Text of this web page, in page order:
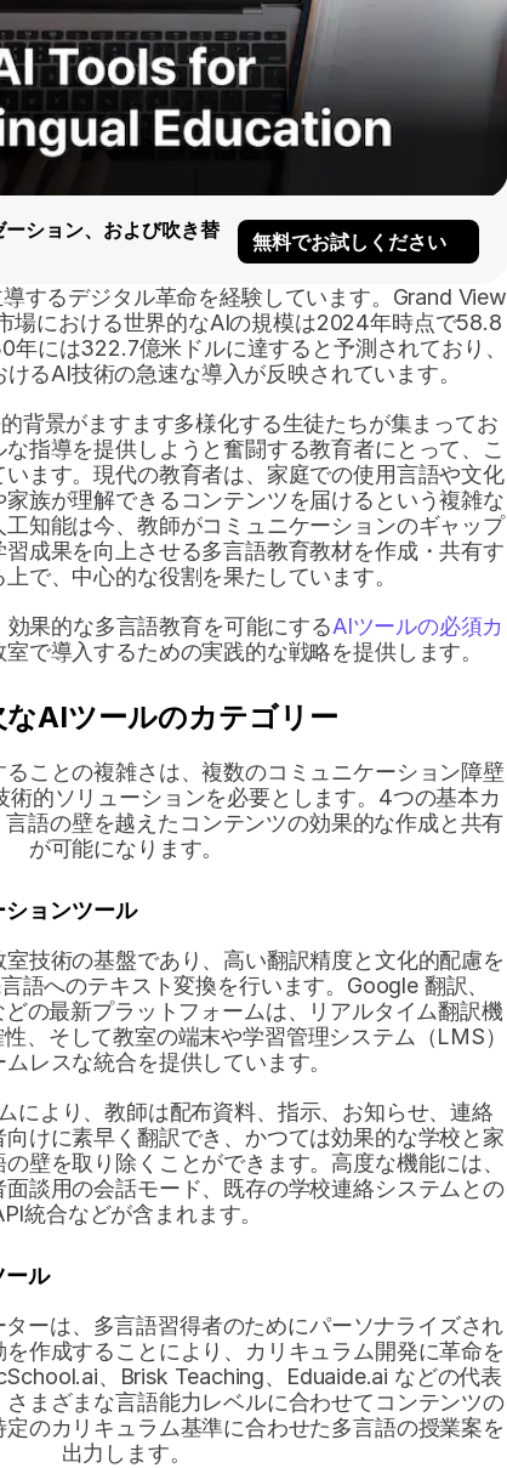
ション、および吹き替
無料でお試しください
するデジタル革命を経験しています。Grand View
場における世界的なAIの規模は2024年時点で58.8
には322.7億米ドルに達すると予測されており、
るAI技術の急速な導入が反映されています。
背景がますます多様化する生徒たちが集まってお
指導を提供しようと奮闘する教育者にとって、こ
ます。現代の教育者は、家庭での使用言語や文化
族が理解できるコンテンツを届けるという複雑な
知能は今、教師がコミュニケーションのギャップ
成果を向上させる多言語教育教材を作成・共有す
で、中心的な役割を果たしています。
果的な多言語教育を可能にするAIツールの必須カ
で導入するための実践的な戦略を提供します。
AIツールのカテゴリー
ことの複雑さは、複数のコミュニケーション障壁
術的ソリューションを必要とします。4つの基本カ
語の壁を越えたコンテンツの効果的な作成と共有
が可能になります。
ョンツール
技術の基盤であり、高い翻訳精度と文化的配慮を
語へのテキスト変換を行います。Google 翻訳、
の最新プラットフォームは、リアルタイム翻訳機
、そして教室の端末や学習管理システム（LMS）
ムレスな統合を提供しています。
により、教師は配布資料、指示、お知らせ、連絡
けに素早く翻訳でき、かつては効果的な学校と家
壁を取り除くことができます。高度な機能には、
談用の会話モード、既存の学校連絡システムとの
統合などが含まれます。
ール
ーは、多言語習得者のためにパーソナライズされ
作成することにより、カリキュラム開発に革命を
、Brisk Teaching、Eduaide.ai などの代表
まざまな言語能力レベルに合わせてコンテンツの
のカリキュラム基準に合わせた多言語の授業案を
出力します。